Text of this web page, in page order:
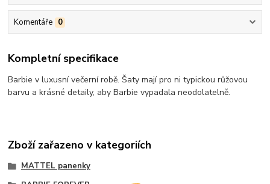
Komentáře 0
Kompletní specifikace
Barbie v luxusní večerní robě. Šaty mají pro ni typickou růžovou
barvu a krásné detaily, aby Barbie vypadala neodolatelně.
Zboží zařazeno v kategoriích
MATTEL panenky